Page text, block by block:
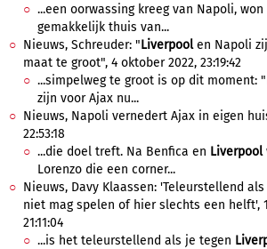
...een oorwassing kreeg van Napoli, won
gemakkelijk thuis van...
Nieuws, Schreuder: "Liverpoolen Napoli
maat te groot", 4 oktober 2022, 23:19:42
...simpelweg te groot is op dit moment: "
zijn voor Ajax nu...
Nieuws, Napoli vernedert Ajax in eigen
22:53:18
...die doel treft. Na Benfica en Liverpool
Lorenzo die een corner...
Nieuws, Davy Klaassen: 'Teleurstellend
niet mag spelen of hier slechts een helft',
21:11:04
...is het teleurstellend als je tegen